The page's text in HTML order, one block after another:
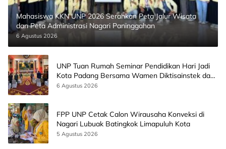
Mahasiswa KKN UNP 2026 Serahkan Peta Jalur Wisata
dan Peta Administrasi Nagari Paninggahan
6 Agustus 2026
UNP Tuan Rumah Seminar Pendidikan Hari Jadi
Kota Padang Bersama Wamen Diktisainstek dan
CEO EMGS Malaysia
6 Agustus 2026
FPP UNP Cetak Calon Wirausaha Konveksi di
Nagari Lubuak Batingkok Limapuluh Kota
5 Agustus 2026